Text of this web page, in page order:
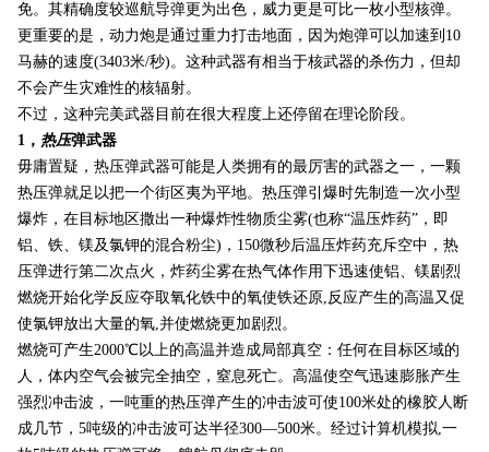
免。其精确度较巡航导弹更为出色，威力更是可比一枚小型核弹。
更重要的是，动力炮是通过重力打击地面，因为炮弹可以加速到10
马赫的速度(3403米/秒)。这种武器有相当于核武器的杀伤力，但却
不会产生灾难性的核辐射。
不过，这种完美武器目前在很大程度上还停留在理论阶段。
1， 热压弹武器
毋庸置疑，热压弹武器可能是人类拥有的最厉害的武器之一，一颗
热压弹就足以把一个街区夷为平地。热压弹引爆时先制造一次小型
爆炸，在目标地区撒出一种爆炸性物质尘雾(也称“温压炸药”，即
铝、铁、镁及氯钾的混合粉尘)，150微秒后温压炸药充斥空中，热
压弹进行第二次点火，炸药尘雾在热气体作用下迅速使铝、镁剧烈
燃烧开始化学反应夺取氧化铁中的氧使铁还原,反应产生的高温又促
使氯钾放出大量的氧,并使燃烧更加剧烈。
燃烧可产生2000℃以上的高温并造成局部真空：任何在目标区域的
人，体内空气会被完全抽空，窒息死亡。高温使空气迅速膨胀产生
强烈冲击波，一吨重的热压弹产生的冲击波可使100米处的橡胶人断
成几节，5吨级的冲击波可达半径300—500米。经过计算机模拟,一